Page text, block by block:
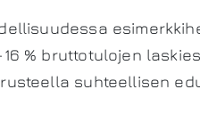
16 % bruttotulojen
suhteellisen